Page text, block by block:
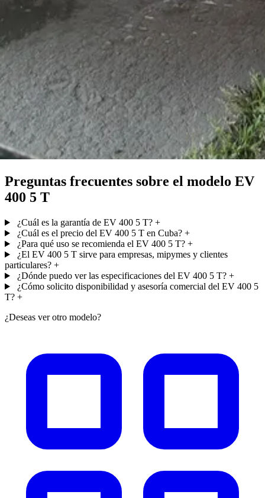
Preguntas frecuentes sobre el modelo EV
400 5 T
¿Cuál es la garantía de EV 400 5 T? +
¿Cuál es el precio del EV 400 5 T en Cuba? +
¿Para qué uso se recomienda el EV 400 5 T? +
¿El EV 400 5 T sirve para empresas, mipymes y clientes
particulares? +
¿Dónde puedo ver las especificaciones del EV 400 5 T? +
¿Cómo solicito disponibilidad y asesoría comercial del EV 400 5
T? +
¿Deseas ver otro modelo?